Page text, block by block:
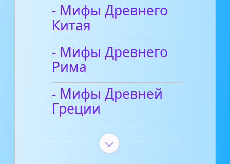
- Мифы Древнего
Китая
- Мифы Древнего
Рима
- Мифы Древней
Греции